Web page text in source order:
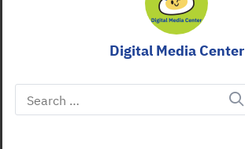
Digital Media Center
Search
for: